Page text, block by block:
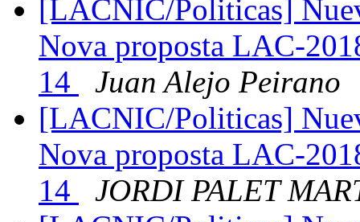
[LACNIC/Politicas]
Nova proposta LAC-
14
Juan Alejo Peirano
[LACNIC/Politicas]
Nova proposta LAC-
14
JORDI PALET